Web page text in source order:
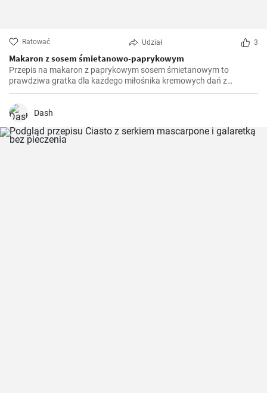
Ratować Udział 3
Makaron z sosem śmietanowo-paprykowym
Przepis na makaron z paprykowym sosem śmietanowym to
prawdziwa gratka dla każdego miłośnika kremowych dań z
makaronem. Po raz pierwszy odkryłam go podczas podróży do
Włoch i od tamtej pory jest to ulubione danie w mojej kuchni.
Połączenie słodkiej papryki, kremowego sosu i aromatycznego
prażone orzeszki piniowe, aby zwiększyć teksturę i smak.
Dash